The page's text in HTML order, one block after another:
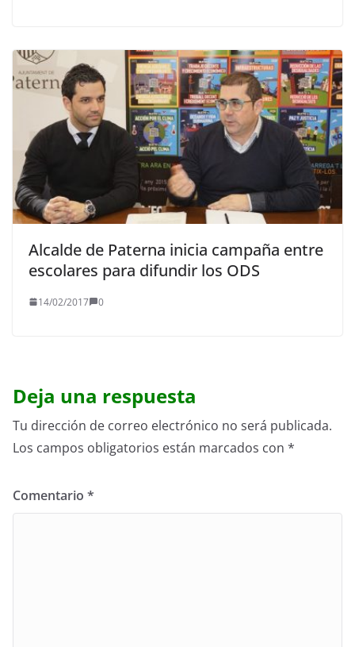
Alcalde de Paterna inicia campaña entre
escolares para difundir los ODS
14/02/2017 0
Deja una respuesta
Tu dirección de correo electrónico no será publicada.
Los campos obligatorios están marcados con *
Comentario *